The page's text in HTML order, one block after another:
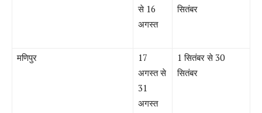
से16
अगस्त
सितंबर
मणिपुर
17
अगस्त से
31
अगस्त
1सितंबर से30
सितंबर